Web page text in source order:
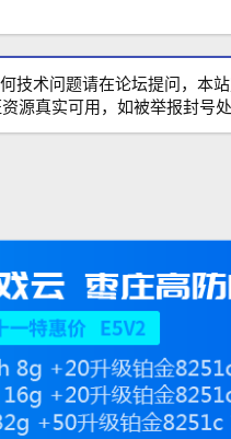
技术问题请在论坛提问，本
源真实可用，如被举报封号处